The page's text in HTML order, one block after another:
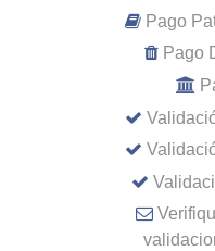
Pago
Pago